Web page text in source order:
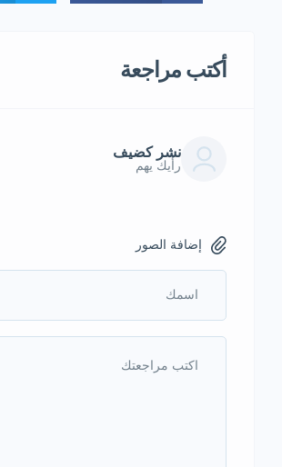
أكتب مراجعة
نشر كضيف
رأيك يهم
إضافة الصور